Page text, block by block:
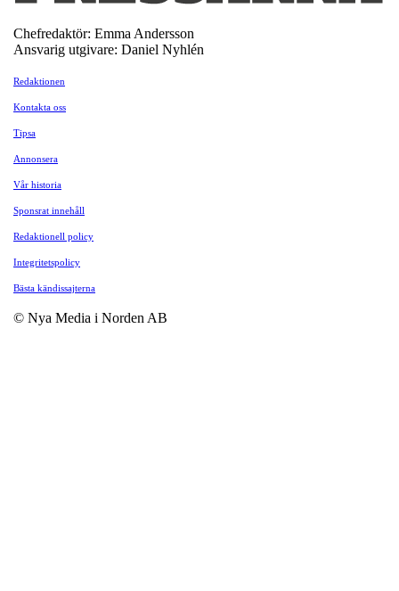
Chefredaktör: Emma Andersson
Ansvarig utgivare: Daniel Nyhlén
Redaktionen
Kontakta oss
Tipsa
Annonsera
Vår historia
Sponsrat innehåll
Redaktionell policy
Integritetspolicy
Bästa kändissajterna
© Nya Media i Norden AB